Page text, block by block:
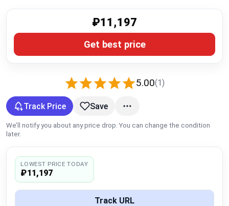
Global Price Tracker
Compare
Log in
5.00(1)
₽11,197
Get best price
Track Price Save
We’ll notify you about any price drop. You can change the condition
later.
LOWEST PRICE TODAY
₽11,197
Track URL